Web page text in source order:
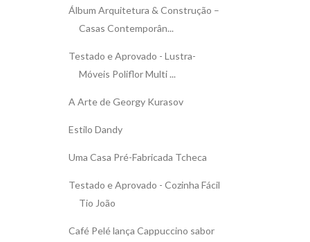
Álbum Arquitetura & Construção –
Casas Contemporân...
Testado e Aprovado - Lustra-
Móveis Poliflor Multi ...
A Arte de Georgy Kurasov
Estilo Dandy
Uma Casa Pré-Fabricada Tcheca
Testado e Aprovado - Cozinha Fácil
Tio João
Café Pelé lança Cappuccino sabor